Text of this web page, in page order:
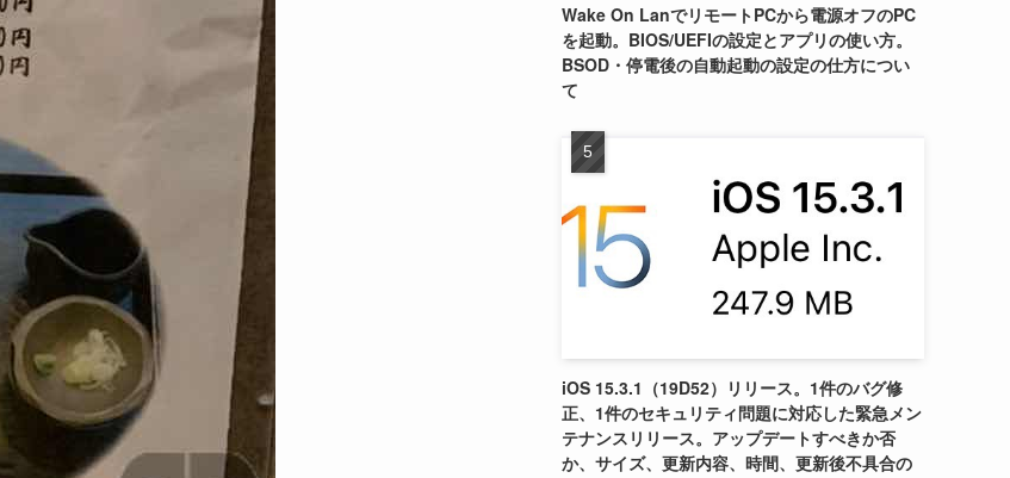
Wake On LanでリモートPCから電源オフのPC
を起動。BIOS/UEFIの設定とアプリの使い方。
BSOD・停電後の自動起動の設定の仕方につい
て
iOS 15.3.1（19D52）リリース。1件のバグ修
正、1件のセキュリティ問題に対応した緊急メン
テナンスリリース。アップデートすべきか否
か、サイズ、更新内容、時間、更新後不具合の